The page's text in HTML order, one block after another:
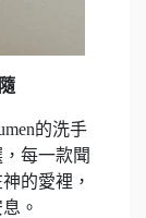
的洗手
每一款聞
的愛裡，
。